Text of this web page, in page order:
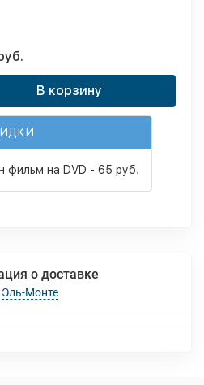
В корзину
на DVD - 65 руб.
о доставке
Эль-Монте